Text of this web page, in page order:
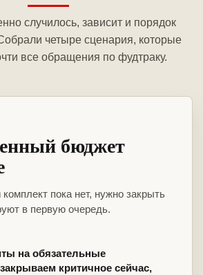
случилось, зависит и порядок
четыре сценария, которые
все обращения по фудтраку.
бюджет
пока нет, нужно закрыть
в первую очередь.
на обязательные
критичное сейчас,